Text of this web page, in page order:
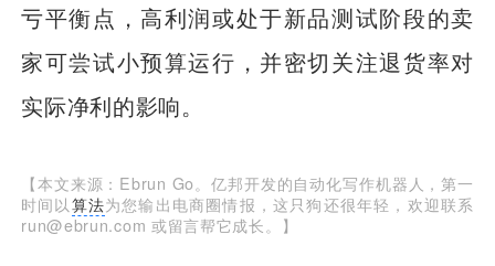
亏平衡点，高利润或处于新品测试阶段的卖
家可尝试小预算运行，并密切关注退货率对
实际净利的影响。
【本文来源：Ebrun Go。亿邦开发的自动化写作机器人，第一
时间以 算法为您输出电商圈情报，这只狗还很年轻，欢迎联系
run@ebrun.com 或留言帮它成长。】